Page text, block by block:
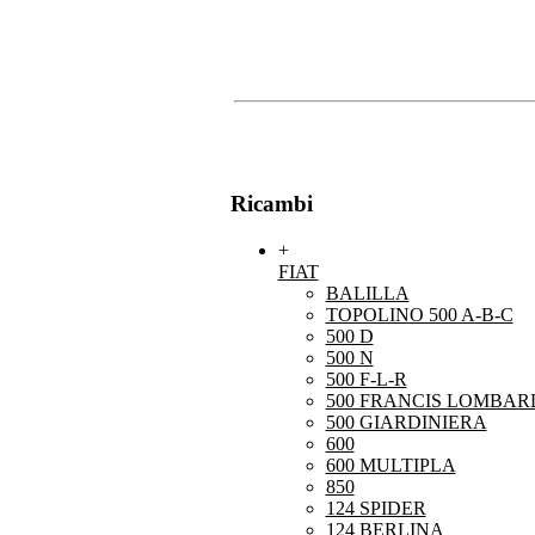
Ricambi
+
FIAT
BALILLA
TOPOLINO 500 A-B-C
500 D
500 N
500 F-L-R
500 FRANCIS
500 GIARDINIERA
600
600 MULTIPLA
850
124 SPIDER
124 BERLINA